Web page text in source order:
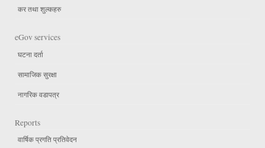
कर तथा शुल्कहरु
eGov services
घटना दर्ता
सामाजिक सुरक्षा
नागरिक वडापत्र
Reports
वार्षिक प्रगति प्रतिवेदन